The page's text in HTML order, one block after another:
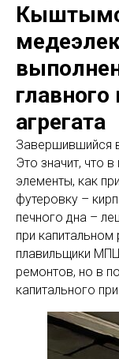
агрегата
Завершившийся
Это значит, что
элементы, как
футеровку –
печного дна –
при капитальном
плавильщики
ремонтов, но в
капитального